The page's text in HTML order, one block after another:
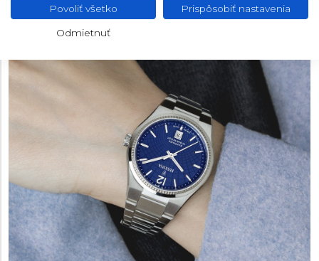
dielenské spracovanie, kvalitné materiály, moderné a
neopozerané dizajny, to všetko je kolekcia SWISS
Povoliť všetko Prispôsobiť nastavenia
Odmietnuť